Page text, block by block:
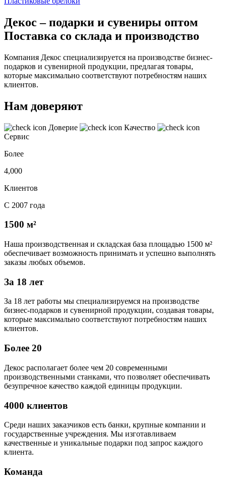
Декос – подарки и сувениры оптом
Поставка со склада и производство
Компания Декос специализируется на производстве бизнес-
подарков и сувенирной продукции, предлагая товары,
которые максимально соответствуют потребностям наших
клиентов.
Нам доверяют
Доверие
Качество
Сервис
Более
4,000
Клиентов
С 2007 года
1500 м²
Наша производственная и складская база площадью 1500 м²
обеспечивает возможность принимать и успешно выполнять
заказы любых объемов.
За 18 лет
За 18 лет работы мы специализируемся на производстве
бизнес-подарков и сувенирной продукции, создавая товары,
которые максимально соответствуют потребностям наших
клиентов.
Более 20
Декос располагает более чем 20 современными
производственными станками, что позволяет обеспечивать
безупречное качество каждой единицы продукции.
4000 клиентов
Среди наших заказчиков есть банки, крупные компании и
государственные учреждения. Мы изготавливаем
качественные и уникальные подарки под запрос каждого
клиента.
Команда